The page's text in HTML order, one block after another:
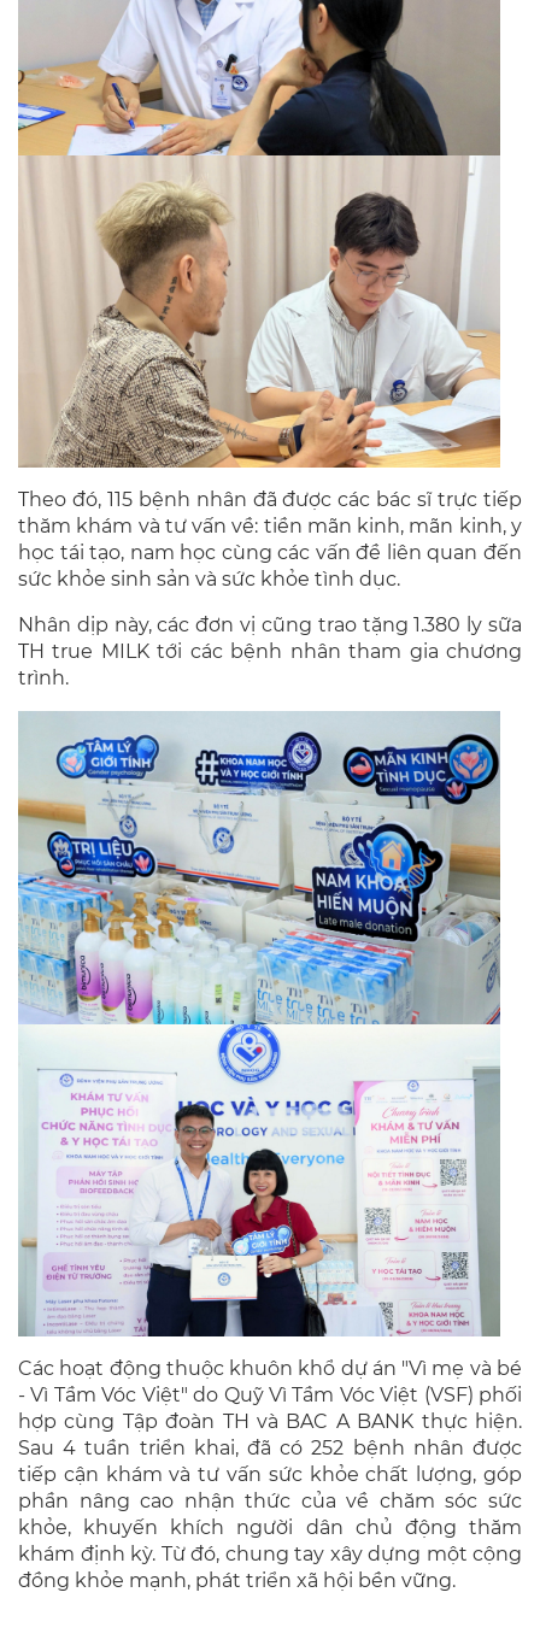
Theo đó, 115 bệnh nhân đã được các bác sĩ trực tiếp
thăm khám và tư vấn về: tiền mãn kinh, mãn kinh, y
học tái tạo, nam học cùng các vấn đề liên quan đến
sức khỏe sinh sản và sức khỏe tình dục.
Nhân dịp này, các đơn vị cũng trao tặng 1.380 ly sữa
TH true MILK tới các bệnh nhân tham gia chương
trình.
Các hoạt động thuộc khuôn khổ dự án "Vì mẹ và bé
- Vì Tầm Vóc Việt" do Quỹ Vì Tầm Vóc Việt (VSF) phối
hợp cùng Tập đoàn TH và BAC A BANK thực hiện.
Sau 4 tuần triển khai, đã có 252 bệnh nhân được
tiếp cận khám và tư vấn sức khỏe chất lượng, góp
phần nâng cao nhận thức của về chăm sóc sức
khỏe, khuyến khích người dân chủ động thăm
khám định kỳ. Từ đó, chung tay xây dựng một cộng
đồng khỏe mạnh, phát triển xã hội bền vững.